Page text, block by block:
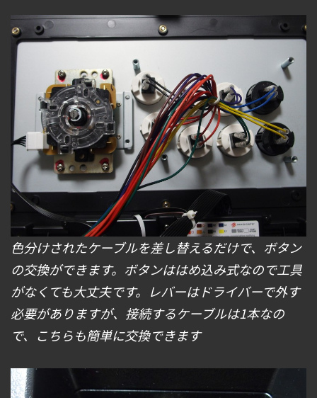
色分けされたケーブルを差し替えるだけで、ボタン
の交換ができます。ボタンははめ込み式なので工具
がなくても大丈夫です。レバーはドライバーで外す
必要がありますが、接続するケーブルは1本なの
で、こちらも簡単に交換できます